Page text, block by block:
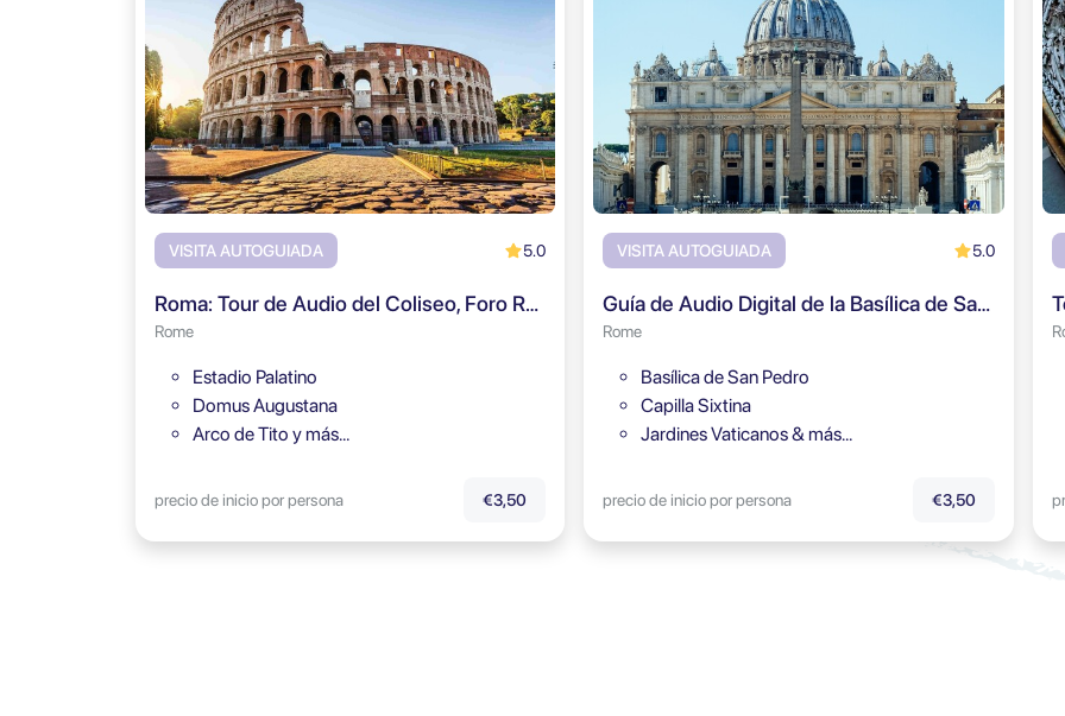
VISITA AUTOGUIADA 5.0
Roma: Tour de Audio del Coliseo, Foro Romano y Monte Palatino
Rome
Estadio Palatino
Domus Augustana
Arco de Tito y más…
precio de inicio por persona €3,50
VISITA AUTOGUIADA 5.0
Guía de Audio Digital de la Basílica de San Pedro
Rome
Basílica de San Pedro
Capilla Sixtina
Jardines Vaticanos & más…
precio de inicio por persona €3,50